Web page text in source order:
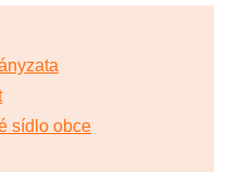
sídlo obce